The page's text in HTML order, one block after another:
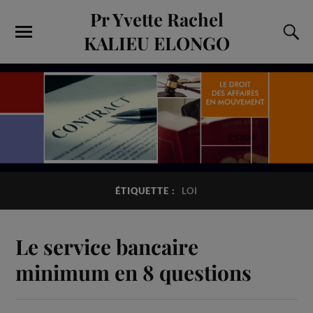
Pr Yvette Rachel
KALIEU ELONGO
ÉTIQUETTE : LOI
Le service bancaire
minimum en 8 questions